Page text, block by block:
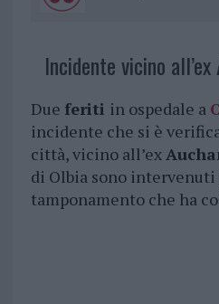
Incidente vicino
Due feriti in ospedale a
incidente che si è
città, vicino all’ex
di Olbia sono intervenuti
tamponamento che ha